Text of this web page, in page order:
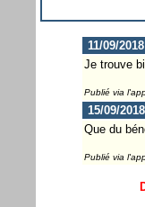
11/09/
Je trouve
Publié via
15/09/
Que du
Publié via